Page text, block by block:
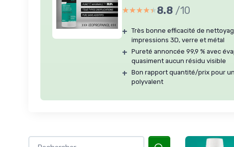
★★★★★
★★★★★8.8 /10
+ Très bonne efficacité de
impressions 3D, verre et métal
+ Pureté annoncée 99,9 % avec
quasiment aucun résidu visible
+ Bon rapport quantité/prix pour
polyvalent